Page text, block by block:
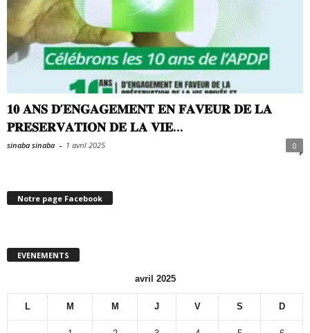
𝟏𝟎 𝐀𝐍𝐒 𝐃’𝐄𝐍𝐆𝐀𝐆𝐄𝐌𝐄𝐍𝐓 𝐄𝐍 𝐅𝐀𝐕𝐄𝐔𝐑 𝐃𝐄 𝐋𝐀
𝐏𝐑𝐄𝐒𝐄𝐑𝐕𝐀𝐓𝐈𝐎𝐍 𝐃𝐄 𝐋𝐀 𝐕𝐈𝐄...
sinaba sinaba - 1 avril 2025 0
Notre page Facebook
EVENEMENTS
avril 2025
L M M J V S D